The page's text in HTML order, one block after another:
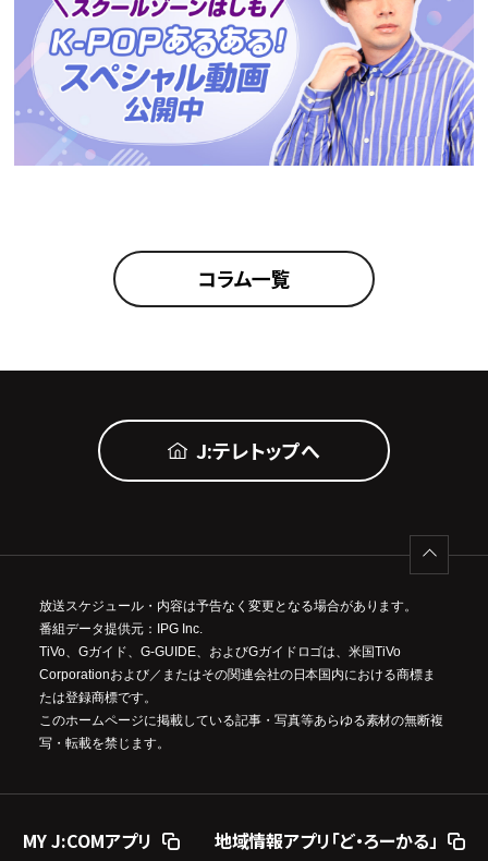
コラム一覧
J:テレトップへ
放送スケジュール・内容は予告なく変更となる場合があります。
番組データ提供元：IPG Inc.
TiVo、Gガイド、G-GUIDE、およびGガイドロゴは、米国TiVo
Corporationおよび／またはその関連会社の日本国内における商標ま
たは登録商標です。
このホームページに掲載している記事・写真等あらゆる素材の無断複
写・転載を禁じます。
MY J:COMアプリ 地域情報アプリ「ど・ろーかる」